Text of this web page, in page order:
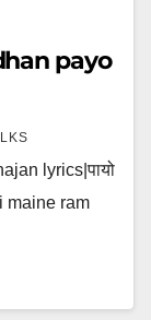
payo
lyrics|पायो
maine ram